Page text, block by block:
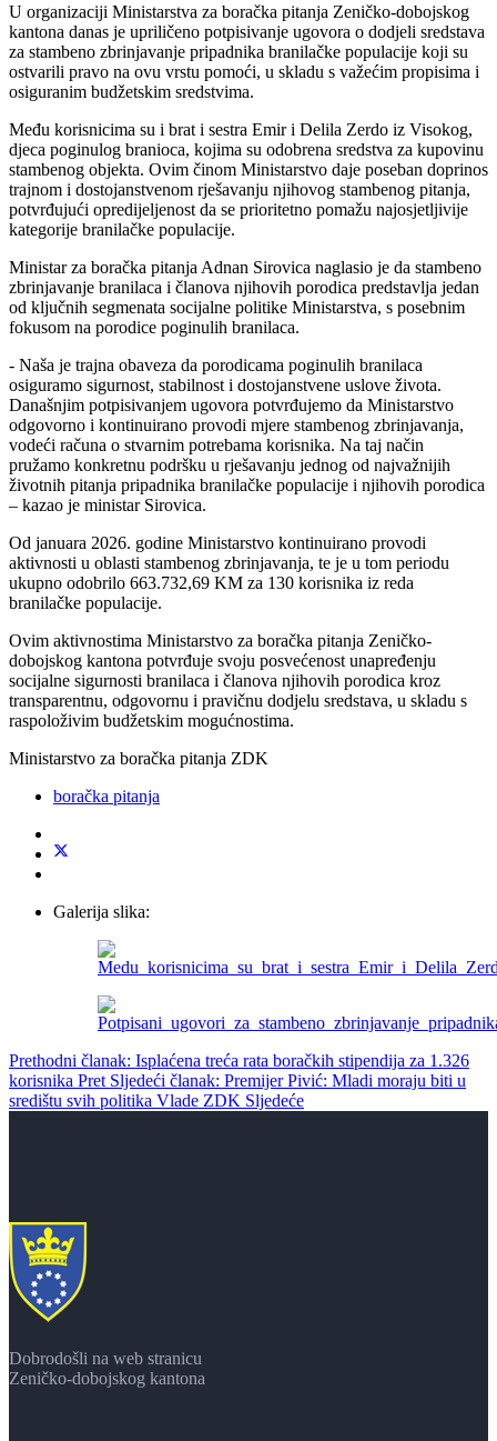
U organizaciji Ministarstva za boračka pitanja Zeničko-dobojskog
kantona danas je upriličeno potpisivanje ugovora o dodjeli sredstava
za stambeno zbrinjavanje pripadnika branilačke populacije koji su
ostvarili pravo na ovu vrstu pomoći, u skladu s važećim propisima i
osiguranim budžetskim sredstvima.
Među korisnicima su i brat i sestra Emir i Delila Zerdo iz Visokog,
djeca poginulog branioca, kojima su odobrena sredstva za kupovinu
stambenog objekta. Ovim činom Ministarstvo daje poseban doprinos
trajnom i dostojanstvenom rješavanju njihovog stambenog pitanja,
potvrđujući opredijeljenost da se prioritetno pomažu najosjetljivije
kategorije branilačke populacije.
Ministar za boračka pitanja Adnan Sirovica naglasio je da stambeno
zbrinjavanje branilaca i članova njihovih porodica predstavlja jedan
od ključnih segmenata socijalne politike Ministarstva, s posebnim
fokusom na porodice poginulih branilaca.
- Naša je trajna obaveza da porodicama poginulih branilaca
osiguramo sigurnost, stabilnost i dostojanstvene uslove života.
Današnjim potpisivanjem ugovora potvrđujemo da Ministarstvo
odgovorno i kontinuirano provodi mjere stambenog zbrinjavanja,
vodeći računa o stvarnim potrebama korisnika. Na taj način
pružamo konkretnu podršku u rješavanju jednog od najvažnijih
životnih pitanja pripadnika branilačke populacije i njihovih porodica
– kazao je ministar Sirovica.
Od januara 2026. godine Ministarstvo kontinuirano provodi
aktivnosti u oblasti stambenog zbrinjavanja, te je u tom periodu
ukupno odobrilo 663.732,69 KM za 130 korisnika iz reda
branilačke populacije.
Ovim aktivnostima Ministarstvo za boračka pitanja Zeničko-
dobojskog kantona potvrđuje svoju posvećenost unapređenju
socijalne sigurnosti branilaca i članova njihovih porodica kroz
transparentnu, odgovornu i pravičnu dodjelu sredstava, u skladu s
raspoloživim budžetskim mogućnostima.
Ministarstvo za boračka pitanja ZDK
boračka pitanja
Galerija slika:
Prethodni članak: Isplaćena treća rata boračkih stipendija za 1.326
korisnika Pret Sljedeći članak: Premijer Pivić: Mladi moraju biti u
središtu svih politika Vlade ZDK Sljedeće
Dobrodošli na web stranicu
Zeničko-dobojskog kantona